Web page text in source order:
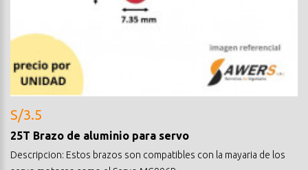
S/3.5
25T Brazo de aluminio para servo
Descripcion: Estos brazos son compatibles con la mayaria de los